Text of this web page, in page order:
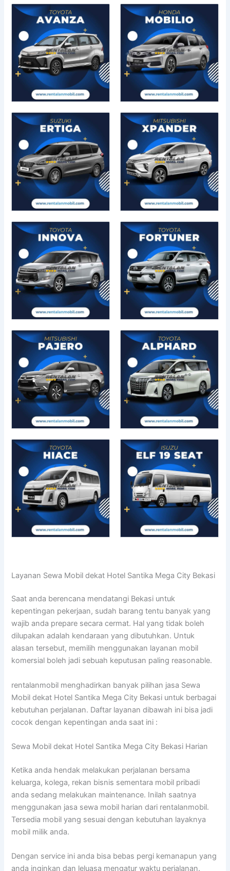
Layanan Sewa Mobil dekat Hotel Santika Mega City Bekasi
Saat anda berencana mendatangi Bekasi untuk
kepentingan pekerjaan, sudah barang tentu banyak yang
wajib anda prepare secara cermat. Hal yang tidak boleh
dilupakan adalah kendaraan yang dibutuhkan. Untuk
alasan tersebut, memilih menggunakan layanan mobil
komersial boleh jadi sebuah keputusan paling reasonable.
rentalanmobil menghadirkan banyak pilihan jasa Sewa
Mobil dekat Hotel Santika Mega City Bekasi untuk berbagai
kebutuhan perjalanan. Daftar layanan dibawah ini bisa jadi
cocok dengan kepentingan anda saat ini :
Sewa Mobil dekat Hotel Santika Mega City Bekasi Harian
Ketika anda hendak melakukan perjalanan bersama
keluarga, kolega, rekan bisnis sementara mobil pribadi
anda sedang melakukan maintenance. Inilah saatnya
menggunakan jasa sewa mobil harian dari rentalanmobil.
Tersedia mobil yang sesuai dengan kebutuhan layaknya
mobil milik anda.
Dengan service ini anda bisa bebas pergi kemanapun yang
anda inginkan dan leluasa mengatur waktu perjalanan.